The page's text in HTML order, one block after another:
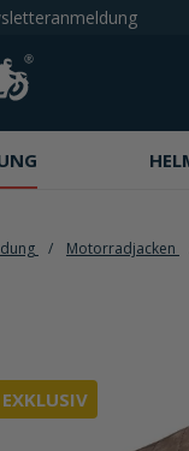
springen
Motorradjacken
EXKLUSIV